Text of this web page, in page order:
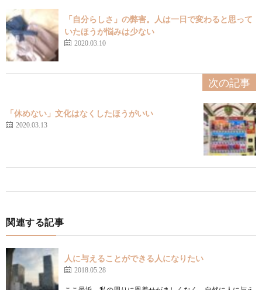
「自分らしさ」の弊害。人は一日で変わると思って
いたほうが悩みは少ない
2020.03.10
次の記事
「休めない」文化はなくしたほうがいい
2020.03.13
関連する記事
人に与えることができる人になりたい
2018.05.28